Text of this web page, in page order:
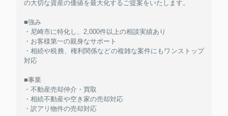
の大切な資産の価値を最大化するご提案をいたします。
■強み
・尼崎市に特化し、2,000件以上の相談実績あり
・お客様第一の親身なサポート
・相続や税務、権利関係などの複雑な案件にもワンストップ
対応
■事業
・不動産売却仲介・買取
・相続不動産や空き家の売却対応
・訳アリ物件の売却対応